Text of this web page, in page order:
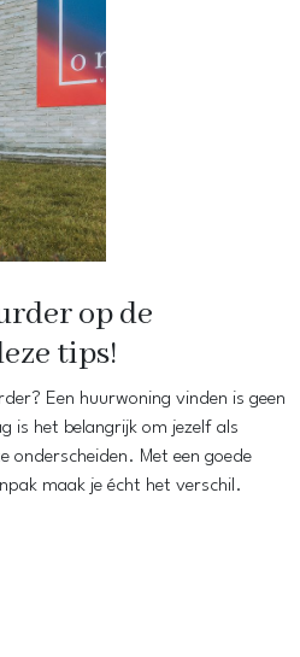
op de
tips!
Een huurwoning vinden is geen
is het belangrijk om jezelf als
Met een goede
maak je écht het verschil.